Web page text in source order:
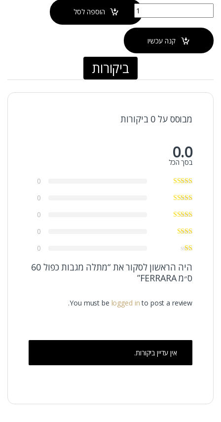
כמות של מתלה מגבות כפול 60 ס״מ FERRARA הוספה לסל
קנה עכשיו
ביקורות
מבוסס על 0 ביקורות
0.0
בסך הכל
0
0
0
0
0
היה הראשון לסקור את “מתלה מגבות כפול 60
ס״מ FERRARA”
You must be logged into post a review.
אין עדיין ביקורות.